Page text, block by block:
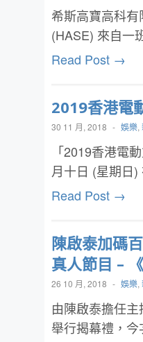
希斯高寶高科
(HASE) 來自一
Read Post →
2019香港電
30 11 月, 2018 - 娛樂,
「2019香港電
月十日 (星期日
Read Post →
陳啟泰加碼
真人節目 –
26 10 月, 2018 - 娛樂,
由陳啟泰擔任
舉行揭幕禮，